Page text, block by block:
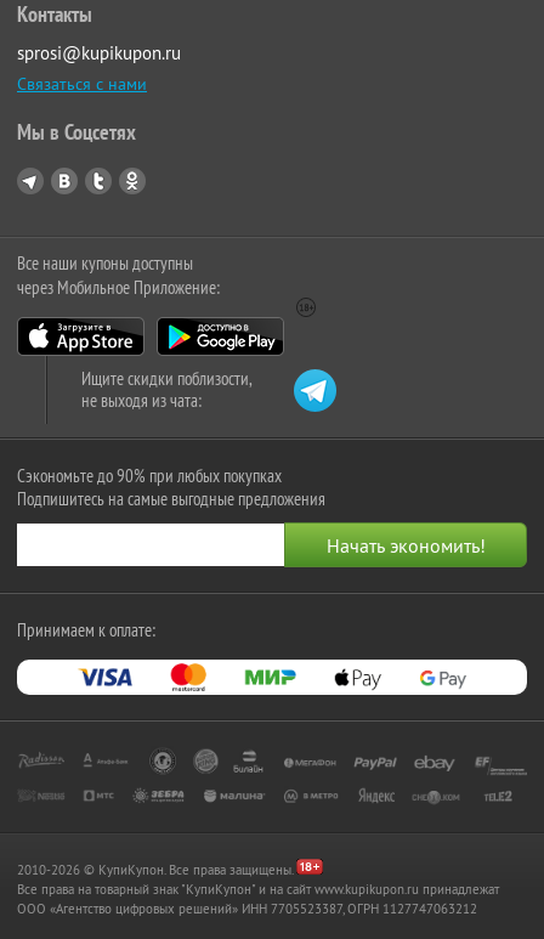
Контакты
sprosi@kupikupon.ru
Связаться с нами
Мы в Соцсетях
Все наши купоны доступны
через Мобильное Приложение:
Ищите скидки поблизости,
не выходя из чата:
Сэкономьте до 90% при любых покупках
Подпишитесь на самые выгодные предложения
Принимаем к оплате:
2010-2026 © КупиКупон. Все права защищены.
Все права на товарный знак "КупиКупон" и на сайт www.kupikupon.ru принадлежат
OOO «Агентство цифровых решений» ИНН 7705523387, ОГРН 1127747063212